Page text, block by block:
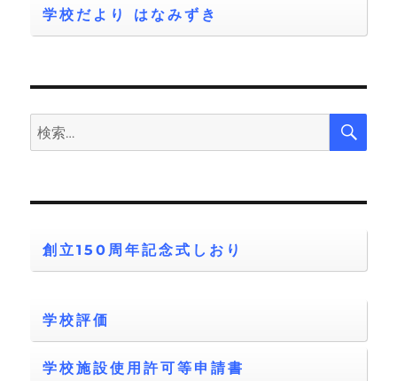
学校だより はなみずき
検
索:
検
創立150周年記念式しおり
学校評価
学校施設使用許可等申請書